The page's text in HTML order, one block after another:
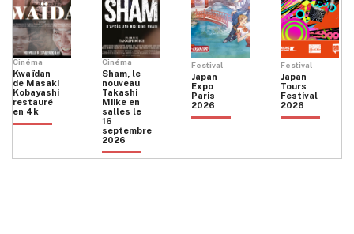
Cinéma
Kwaïdan
de Masaki
Kobayashi
restauré
en 4k
Cinéma
Sham, le
nouveau
Takashi
Miike en
salles le
16
septembre
2026
Festival
Japan
Expo
Paris
2026
Festival
Japan
Tours
Festival
2026